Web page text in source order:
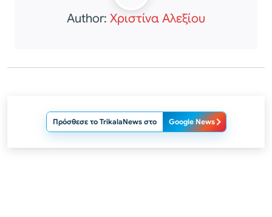
Author: Χριστίνα Αλεξίου
Πρόσθεσε το TrikalaNews στο Google News